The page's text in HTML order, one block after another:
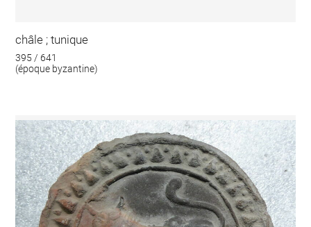
châle ; tunique
395 / 641
(époque byzantine)